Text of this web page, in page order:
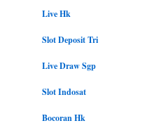
Live Hk
Slot Deposit Tri
Live Draw Sgp
Slot Indosat
Bocoran Hk